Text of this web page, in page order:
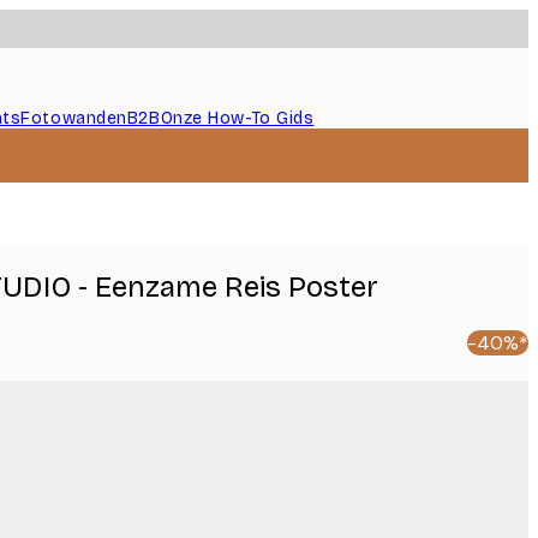
FotowandenB2BOnze How-To Gids
- Eenzame Reis Poster
-40%*